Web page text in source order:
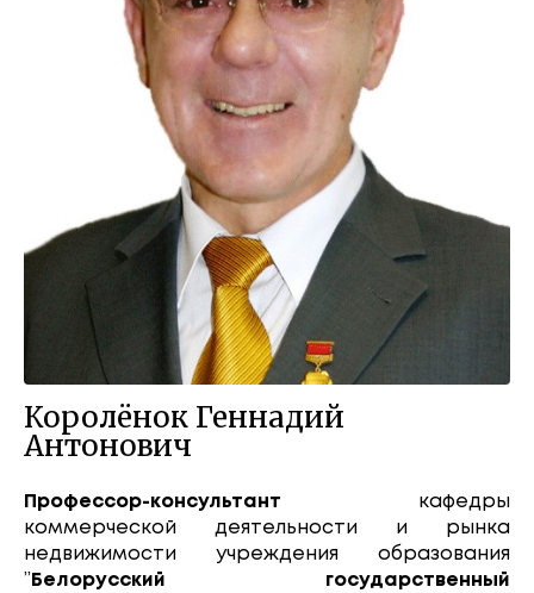
Королёнок Геннадий
Антонович
Профессор-консультант кафедры
коммерческой деятельности и рынка
недвижимости учреждения образования
” Белорусский государственный